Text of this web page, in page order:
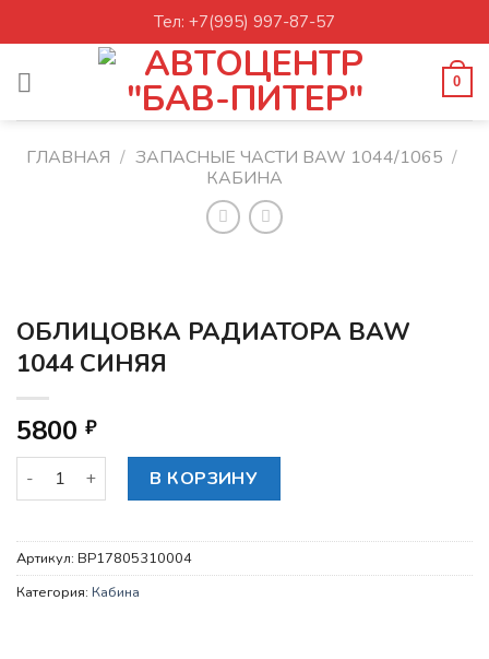
to
Тел: +7(995) 997-87-57
0
ГЛАВНАЯ / ЗАПАСНЫЕ ЧАСТИ BAW 1044/1065 /
КАБИНА
ОБЛИЦОВКА РАДИАТОРА BAW
1044 СИНЯЯ
5800 ₽
Количество товара ОБЛИЦОВКА РАДИАТОРА BAW 1044
В КОРЗИНУ
Артикул: BP17805310004
Категория: Кабина